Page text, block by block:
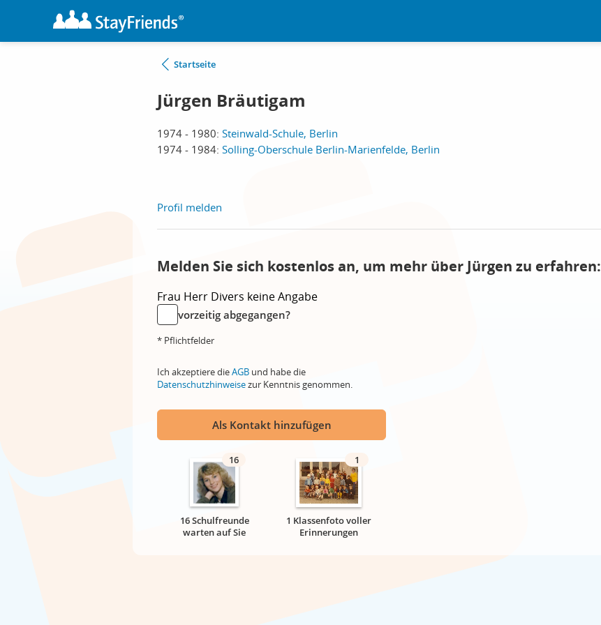
Startseite
Jürgen Bräutigam
1974 - 1980: Steinwald-Schule, Berlin
1974 - 1984: Solling-Oberschule Berlin-Marienfelde, Berlin
Profil melden
Melden Sie sich kostenlos an, um mehr über Jürgen zu erfahren:
Frau Herr Divers keine Angabe
vorzeitig abgegangen?
* Pflichtfelder
Ich akzeptiere dieAGB und habe die
Datenschutzhinweisezur Kenntnis genommen.
Als Kontakt hinzufügen
16
16 Schulfreunde
warten auf Sie
1
1 Klassenfoto voller
Erinnerungen